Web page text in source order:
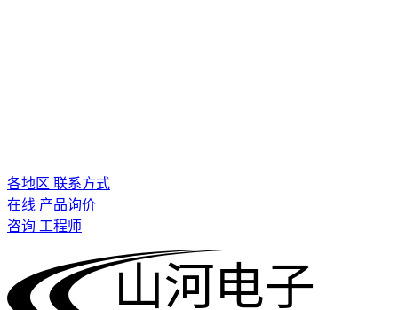
各地区 联系方式
在线 产品询价
咨询 工程师
山河电子